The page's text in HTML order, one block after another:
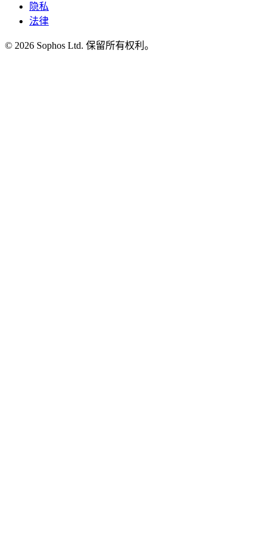
隐私
法律
© 2026 Sophos Ltd. 保留所有权利。